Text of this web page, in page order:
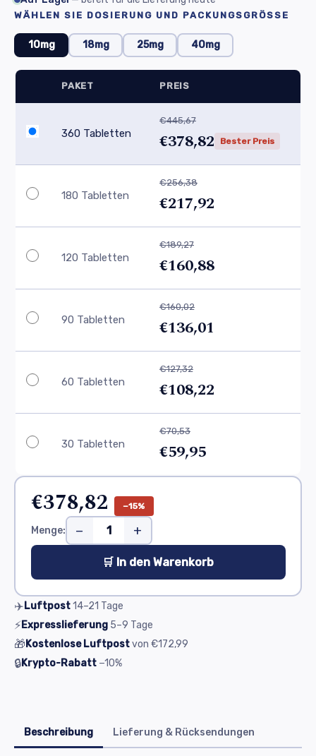
WÄHLEN SIE DOSIERUNG UND PACKUNGSGRÖSSE
10mg 18mg 25mg 40mg
PAKET PREIS
360 Tabletten
€445,67
€378,82 Bester Preis
180 Tabletten
€256,38
€217,92
120 Tabletten
€189,27
€160,88
90 Tabletten
€160,02
€136,01
60 Tabletten
€127,32
€108,22
30 Tabletten
€70,53
€59,95
€378,82 −15%
Menge: − +
🛒 In den Warenkorb
✈️Luftpost14–21 Tage
⚡Expresslieferung 5–9 Tage
🎁Kostenlose Luftpostvon €172,99
🔒Krypto-Rabatt −10%
Beschreibung Lieferung & Rücksendungen